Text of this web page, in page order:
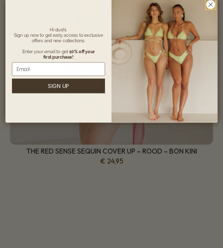
THE RED SENSE SEQUIN COVER UP – ROOD – BON KINI
€ 24,95
Hi dushi,
Sign up now to get early access to exclusive
offers and new collections.
Enter your email to get10% off your
first purchase!
Email
SIGN UP